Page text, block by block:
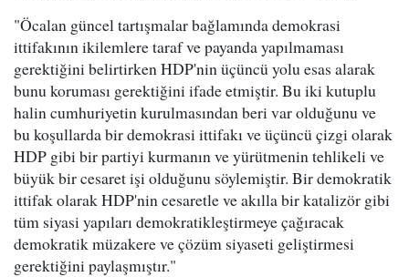
"Öcalan güncel tartışmalar bağlamında demokrasi
ittifakının ikilemlere taraf ve payanda yapılmaması
gerektiğini belirtirken HDP'nin üçüncü yolu esas alarak
bunu koruması gerektiğini ifade etmiştir. Bu iki kutuplu
halin cumhuriyetin kurulmasından beri var olduğunu ve
bu koşullarda bir demokrasi ittifakı ve üçüncü çizgi olarak
HDP gibi bir partiyi kurmanın ve yürütmenin tehlikeli ve
büyük bir cesaret işi olduğunu söylemiştir. Bir demokratik
ittifak olarak HDP'nin cesaretle ve akılla bir katalizör gibi
tüm siyasi yapıları demokratikleştirmeye çağıracak
demokratik müzakere ve çözüm siyaseti geliştirmesi
gerektiğini paylaşmıştır."